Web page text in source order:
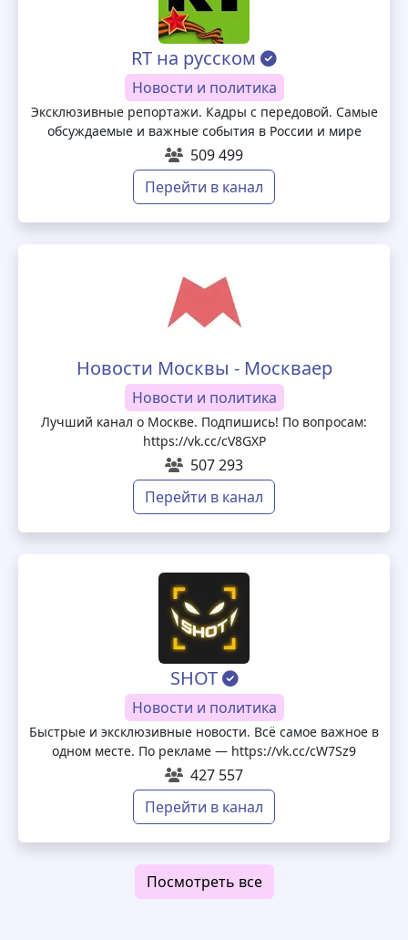
RT на русском
Новости и политика
Эксклюзивные репортажи. Кадры с передовой. Самые
обсуждаемые и важные события в России и мире
509 499
Перейти в канал
Новости Москвы - Москваер
Новости и политика
Лучший канал о Москве. Подпишись! По вопросам:
https://vk.cc/cV8GXP
507 293
Перейти в канал
SHOT
Новости и политика
Быстрые и эксклюзивные новости. Всё самое важное в
одном месте. По рекламе — https://vk.cc/cW7Sz9
427 557
Перейти в канал
Посмотреть все